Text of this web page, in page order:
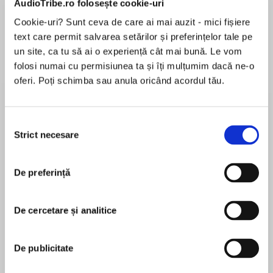
AudioTribe.ro folosește cookie-uri
Cookie-uri? Sunt ceva de care ai mai auzit - mici fișiere
text care permit salvarea setărilor și preferințelor tale pe
un site, ca tu să ai o experiență cât mai bună. Le vom
folosi numai cu permisiunea ta și îți mulțumim dacă ne-o
oferi. Poți schimba sau anula oricând acordul tău.
consimțământului
Strict necesare
De preferință
De cercetare și analitice
De publicitate
Desprecarte
A classic Agatha Christie short story, available
individually for the first time on audio.
Recently swept off her feet, after a week of
woman obsessed by a reoccurring dream of her
new husband’s murder. Each time she can see
man she had almost married wreaking his
revenge. But, what is worse is that at the end of
pentru această carte
Agatha Christie is known throughout the world as